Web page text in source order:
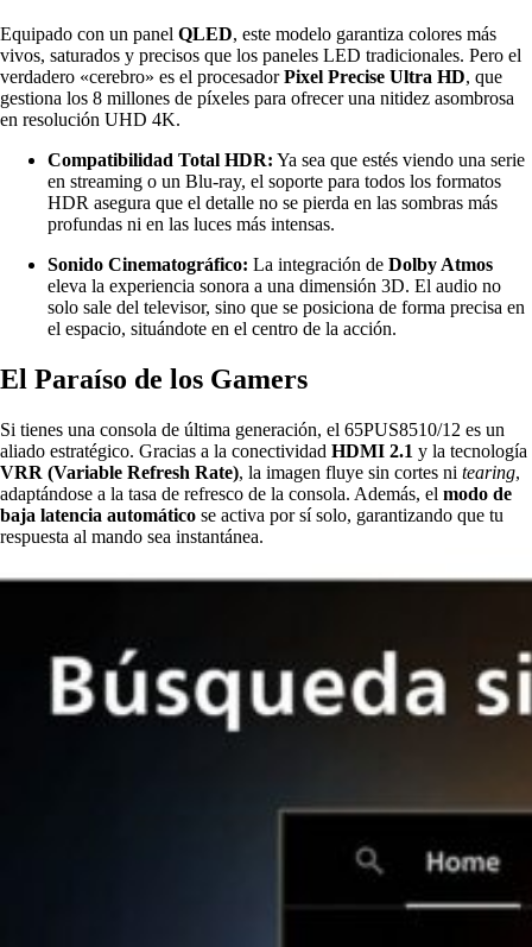
Equipado con un panel QLED, este modelo garantiza colores más
vivos, saturados y precisos que los paneles LED tradicionales. Pero el
verdadero «cerebro» es el procesadorPixel Precise Ultra HD, que
gestiona los 8 millones de píxeles para ofrecer una nitidez asombrosa
en resolución UHD 4K.
Compatibilidad Total HDR: Ya sea que estés viendo una serie
en streaming o un Blu-ray, el soporte para todos los formatos
HDR asegura que el detalle no se pierda en las sombras más
profundas ni en las luces más intensas.
Sonido Cinematográfico: La integración de Dolby Atmos
eleva la experiencia sonora a una dimensión 3D. El audio no
solo sale del televisor, sino que se posiciona de forma precisa en
el espacio, situándote en el centro de la acción.
El Paraíso de los Gamers
Si tienes una consola de última generación, el 65PUS8510/12 es un
aliado estratégico. Gracias a la conectividad HDMI 2.1 y la tecnología
VRR (Variable Refresh Rate), la imagen fluye sin cortes ni tearing,
adaptándose a la tasa de refresco de la consola. Además, el modo de
baja latencia automático se activa por sí solo, garantizando que tu
respuesta al mando sea instantánea.